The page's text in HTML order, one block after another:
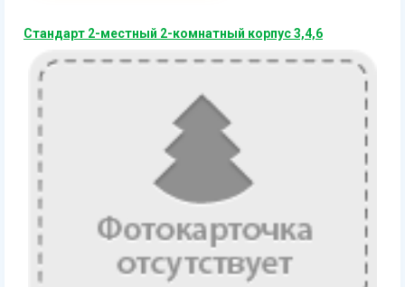
Стандарт 2-местный 2-комнатный корпус 3,4,6